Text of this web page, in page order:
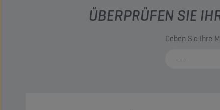
ÜBERPRÜFEN SIE
Geben Sie Ihre